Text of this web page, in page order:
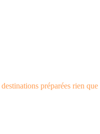
préparées rien